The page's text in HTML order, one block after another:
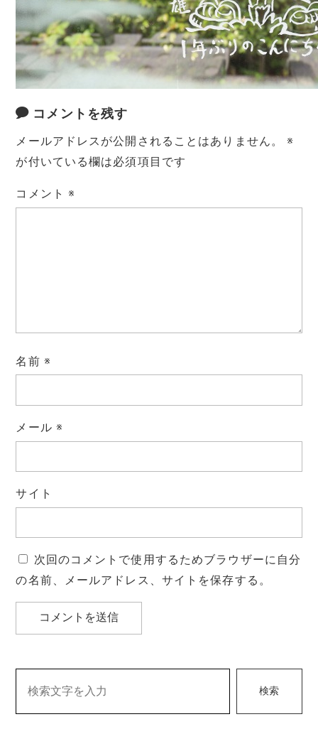
コメントを残す
メールアドレスが公開されることはありません。
※
が付いている欄は必須項目です
コメント※
名前 ※
メール ※
サイト
次回のコメントで使用するためブラウザーに自分
の名前、メールアドレス、サイトを保存する。
検索